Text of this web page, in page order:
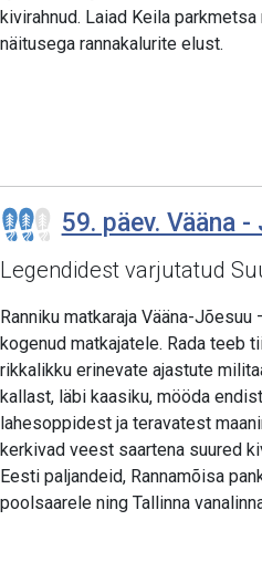
kivirahnud. Laiad Keila
näitusega rannakalurite elust.
59. päev. Vääna
Legendidest varjutatud
Ranniku matkaraja Vääna-
kogenud matkajatele. Rada teeb
rikkalikku erinevate ajastute
kallast, läbi kaasiku, mööda
lahesoppidest ja teravatest
kerkivad veest saartena suured
Eesti paljandeid, Rannamõisa
poolsaarele ning Tallinna